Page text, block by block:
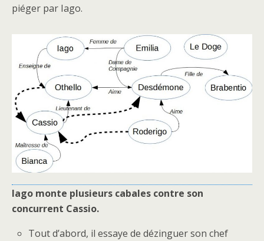
piéger par Iago.
Iago monte plusieurs cabales contre son
concurrent Cassio.
Tout d’abord, il essaye de dézinguer son chef